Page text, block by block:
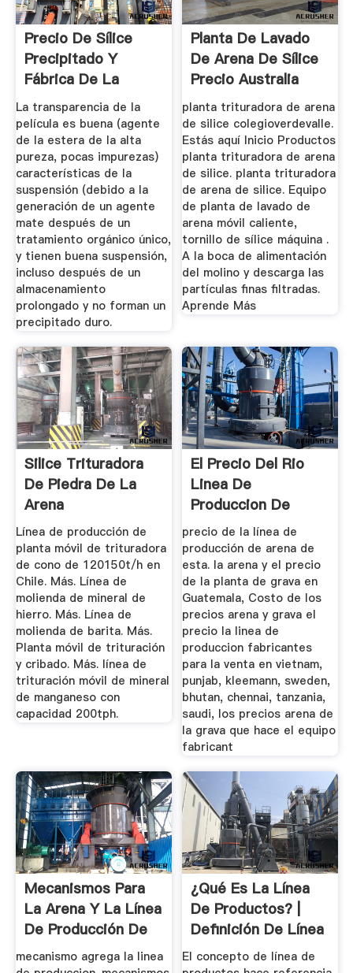
Precio De Sílice
Precipitado Y
Fábrica De La
Industria De ...
La transparencia de la
película es buena (agente
de la estera de la alta
pureza, pocas impurezas)
características de la
suspensión (debido a la
generación de un agente
mate después de un
tratamiento orgánico único,
y tienen buena suspensión,
incluso después de un
almacenamiento
prolongado y no forman un
precipitado duro.
Planta De Lavado
De Arena De Sílice
Precio Australia
planta trituradora de arena
de silice colegioverdevalle.
Estás aquí Inicio Productos
planta trituradora de arena
de silice. planta trituradora
de arena de silice. Equipo
de planta de lavado de
arena móvil caliente,
tornillo de sílice máquina .
A la boca de alimentación
del molino y descarga las
partículas finas filtradas.
Aprende Más
Silice Trituradora
De Piedra De La
Arena
Línea de producción de
planta móvil de trituradora
de cono de 120150t/h en
Chile. Más. Línea de
molienda de mineral de
hierro. Más. Línea de
molienda de barita. Más.
Planta móvil de trituración
y cribado. Más. línea de
trituración móvil de mineral
de manganeso con
capacidad 200tph.
El Precio Del Rio
Linea De
Produccion De
Arena
precio de la línea de
producción de arena de
esta. la arena y el precio
de la planta de grava en
Guatemala, Costo de los
precios arena y grava el
precio la linea de
produccion fabricantes
para la venta en vietnam,
punjab, kleemann, sweden,
bhutan, chennai, tanzania,
saudi, los precios arena de
la grava que hace el equipo
fabricant
Mecanismos Para
La Arena Y La Línea
De Producción De
Grava
mecanismo agrega la linea
¿Qué Es La Línea
De Productos? |
Definición De Línea
De ...
El concepto de línea de